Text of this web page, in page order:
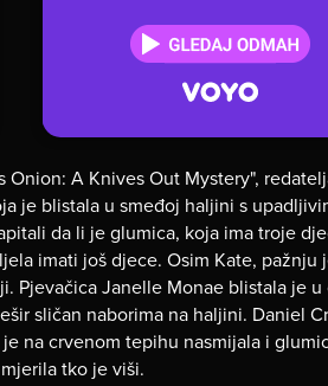
A Knives Out Mystery",
je blistala u smeđoj haljini s
da li je glumica, koja ima troje
imati još djece. Osim Kate, pažnju
Pjevačica Janelle Monae blistala je u
sličan naborima na haljini. Daniel
na crvenom tepihu nasmijala i
tko je viši.